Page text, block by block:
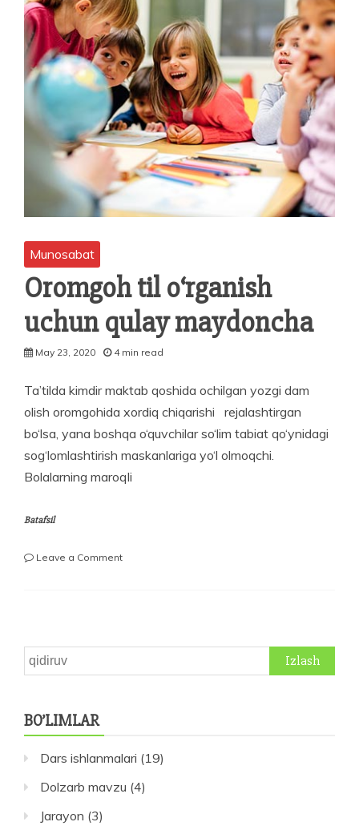
Munosabat
Oromgoh til o‘rganish
uchun qulay maydoncha
May 23, 2020 4 min read
Ta’tilda kimdir maktab qoshida ochilgan yozgi dam
olish oromgohida xordiq chiqarishi rejalashtirgan
bo‘lsa, yana boshqa o‘quvchilar so‘lim tabiat qo‘ynidagi
sog‘lomlashtirish maskanlariga yo‘l olmoqchi.
Bolalarning maroqli
Batafsil
Leave a Commenton
Qidirshish:
BO’LIMLAR
Dars ishlanmalari (19)
Dolzarb mavzu (4)
Jarayon (3)